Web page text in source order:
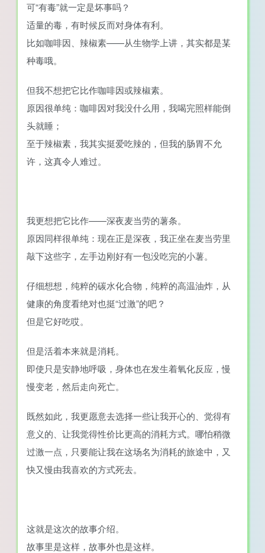
可“有毒”就一定是坏事吗？
适量的毒，有时候反而对身体有利。
比如咖啡因、辣椒素——从生物学上讲，其实都是某
种毒哦。
但我不想把它比作咖啡因或辣椒素。
原因很单纯：咖啡因对我没什么用，我喝完照样能倒
头就睡；
至于辣椒素，我其实挺爱吃辣的，但我的肠胃不允
许，这真令人难过。
我更想把它比作——深夜麦当劳的薯条。
原因同样很单纯：现在正是深夜，我正坐在麦当劳里
敲下这些字，左手边刚好有一包没吃完的小薯。
仔细想想，纯粹的碳水化合物，纯粹的高温油炸，从
健康的角度看绝对也挺“过激”的吧？
但是它好吃哎。
但是活着本来就是消耗。
即使只是安静地呼吸，身体也在发生着氧化反应，慢
慢变老，然后走向死亡。
既然如此，我更愿意去选择一些让我开心的、觉得有
意义的、让我觉得性价比更高的消耗方式。哪怕稍微
过激一点，只要能让我在这场名为消耗的旅途中，又
快又慢由我喜欢的方式死去。
这就是这次的故事介绍。
故事里是这样，故事外也是这样。